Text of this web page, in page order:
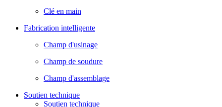
Clé en main
Fabrication intelligente
Champ d'usinage
Champ de soudure
Champ d'assemblage
Soutien technique
Soutien technique